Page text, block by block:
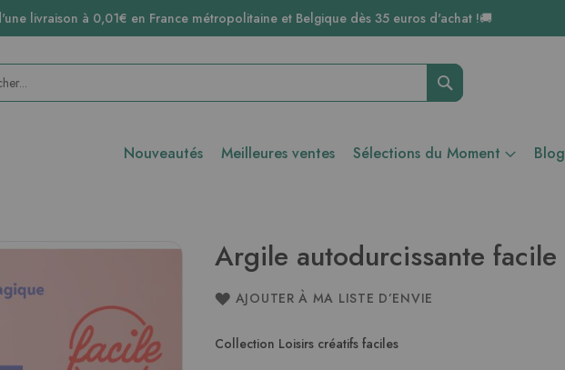
livraison à 0,01€ en France métropolitaine et Belgique dès 35 euros d'achat !🚚
Rechercher
Nouveautés Meilleures ventes Sélections du Moment Blog
Argile autodurcissante facile
AJOUTER À MA LISTE D’ENVIE
Collection Loisirs créatifs faciles